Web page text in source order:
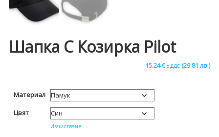
Шапка С Козирка Pilot
15.24€ с ДДС (29.81 лв.)
Материал
Цвят
Изчистване